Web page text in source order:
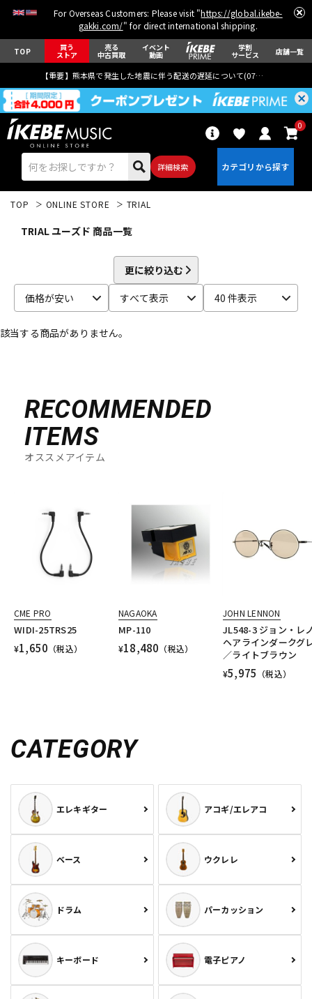
For Overseas Customers: Please visit "https://global.ikebe-
gakki.com/" for direct international shipping.
TOP 買う
ストア
売る
中古買取
イベント
動画
学割
サービス 店舗一覧
【重要】熊本県で発生した地震に伴う配送の遅延について(07月29日
詳細検索
0
エレキギター アコギ/エレアコ
ベース
キーボード
アンプ エフェクター
DTM オンライン納品 レコーディング機器
TOP ONLINE STORE TRIAL
TRIAL ユーズド 商品一覧
更に絞り込む
価格が安い
すべて表示 40 件表示
該当する商品がありません。
RECOMMENDED
ITEMS
オススメアイテム
CME PRO
WIDI-25TRS25
¥1,650 （税込）
NAGAOKA
MP-110
¥18,480 （税込）
JOHN LENNON
JL548-3 ジョン・レ
ヘアラインダークグ
／ライトブラウン
¥5,975 （税込）
CATEGORY
エレキギター アコギ/エレアコ
ベース ウクレレ
ドラム パーカッション
キーボード 電子ピアノ